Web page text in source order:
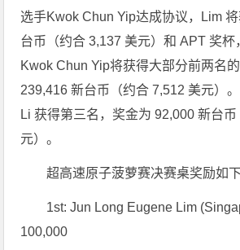
选手Kwok Chun Yip达成协议，Lim
台币（约合 3,137 美元）和 APT 奖杯
Kwok Chun Yip将获得大部分前两名
239,416 新台币（约合 7,512 美元）
Li 获得第三名，奖金为 92,000 新台
元）。
超高速原子菠萝赛决赛桌奖励如下
1st: Jun Long Eugene Lim
100,000